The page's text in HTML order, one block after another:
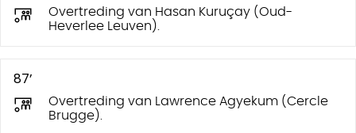
Overtreding van Hasan Kuruçay (Oud-
Heverlee Leuven).
87’
Overtreding van Lawrence Agyekum (Cercle
Brugge).